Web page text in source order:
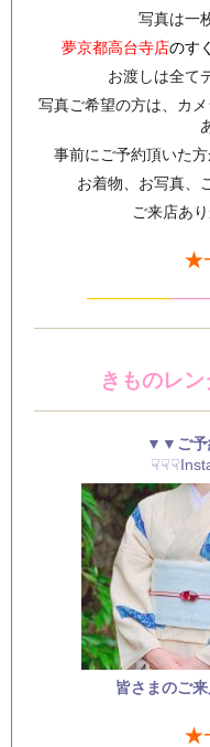
写真は一
夢京都高台寺店のす
お渡しは全て
写真ご希望の方は、カ
事前にご予約頂いた
お着物、お写真、
ご来店あ
—————
きものレン
▼▼ご予
皆さまのご